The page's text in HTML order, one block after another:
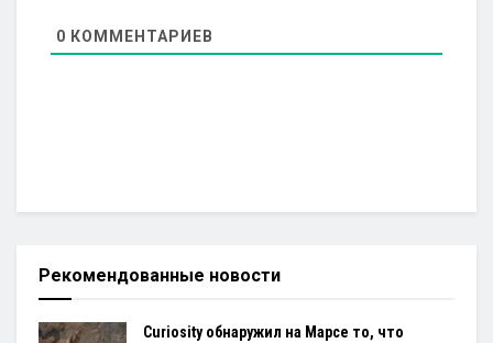
0 КОММЕНТАРИЕВ
Рекомендованные новости
Curiosity обнаружил на Марсе то, что